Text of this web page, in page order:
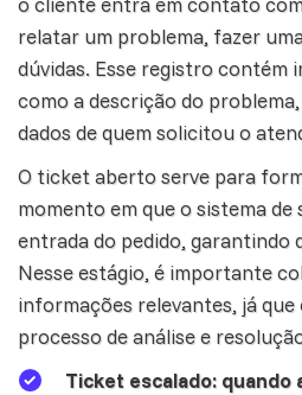
relatar um problema, fazer
dúvidas. Esse registro contém
como a descrição do
dados de quem solicitou o
O ticket aberto serve para
momento em que o sistema
entrada do pedido, garantindo
Nesse estágio, é importante
informações relevantes, já
processo deanálisee
Ticket escalado: quando